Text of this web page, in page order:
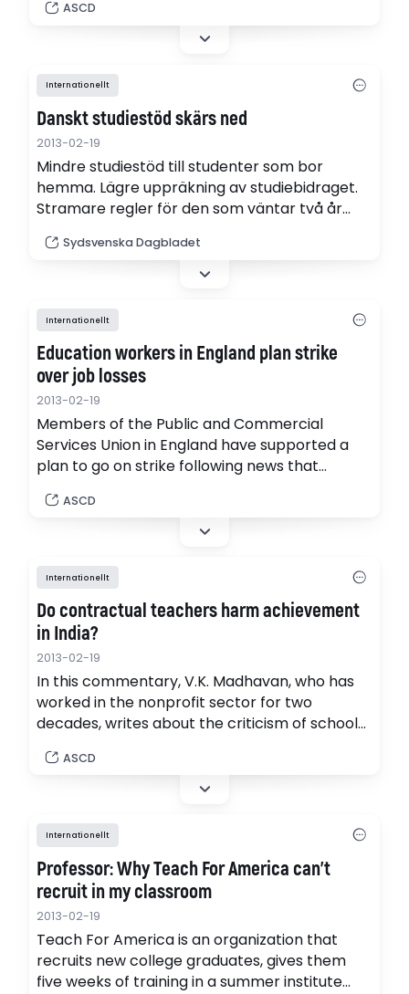
students.
ASCD
Internationellt
Danskt studiestöd skärs ned
2013-02-19
Mindre studiestöd till studenter som bor
hemma. Lägre uppräkning av studiebidraget.
Stramare regler för den som väntar två år
Sydsvenska Dagbladet
Internationellt
Education workers in England plan strike
over job losses
2013-02-19
Members of the Public and Commercial
Services Union in England have supported a
plan to go on strike following news that
cut 1,000 jobs - about 25% of the department.
Opponents, however, say the cuts are
cuts across other government agencies.
ASCD
Internationellt
Do contractual teachers harm achievement
in India?
2013-02-19
In this commentary, V.K. Madhavan, who has
worked in the nonprofit sector for two
decades, writes about the criticism of schools'
the country. Such teachers - also known as
contractual teachers - are opposed by the
they do not benefit students.
ASCD
Internationellt
Professor: Why Teach For America can’t
recruit in my classroom
2013-02-19
Teach For America is an organization that
recruits new college graduates, gives them
five weeks of training in a summer institute